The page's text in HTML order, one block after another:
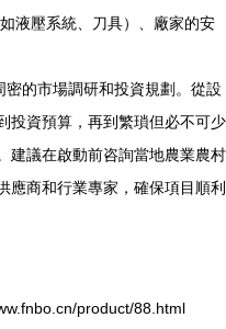
液壓系統、刀具）、廠家的安
的市場調研和投資規劃。從設
投資預算，再到繁瑣但必不可少
建議在啟動前咨詢當地農業農村
應商和行業專家，確保項目順利
product/88.html